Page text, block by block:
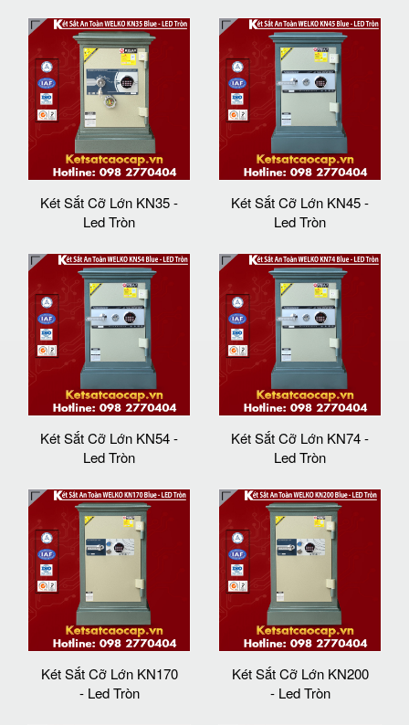
Két Sắt Cỡ Lớn KN35 -
Led Tròn
Két Sắt Cỡ Lớn KN45 -
Led Tròn
Két Sắt Cỡ Lớn KN54 -
Led Tròn
Két Sắt Cỡ Lớn KN74 -
Led Tròn
Két Sắt Cỡ Lớn KN170
- Led Tròn
Két Sắt Cỡ Lớn KN200
- Led Tròn